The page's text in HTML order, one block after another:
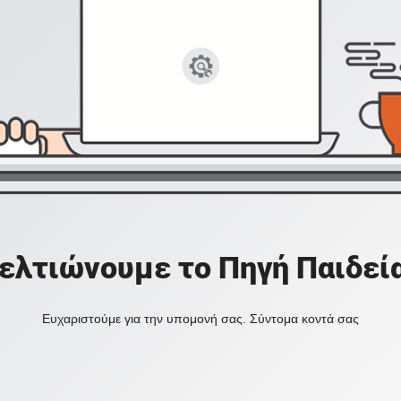
το Πηγή
Ευχαριστούμε για την υπομονή σας. Σύντομα κοντά σας